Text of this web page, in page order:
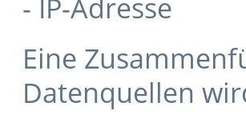
- IP-Adresse
Eine
Datenquellen